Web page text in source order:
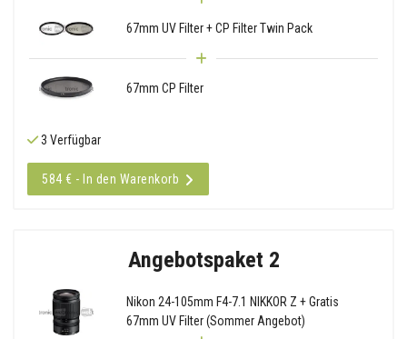
67mm UV Filter + CP Filter Twin Pack
67mm CP Filter
3 Verfügbar
584 € - In den Warenkorb
Angebotspaket 2
Nikon 24-105mm F4-7.1 NIKKOR Z + Gratis
67mm UV Filter (Sommer Angebot)